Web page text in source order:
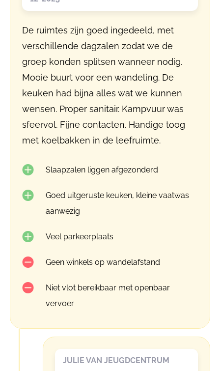
De ruimtes zijn goed ingedeeld, met
verschillende dagzalen zodat we de
groep konden splitsen wanneer nodig.
Mooie buurt voor een wandeling. De
keuken had bijna alles wat we kunnen
wensen. Proper sanitair. Kampvuur was
sfeervol. Fijne contacten. Handige toog
met koelbakken in de leefruimte.
Slaapzalen liggen afgezonderd
Goed uitgeruste keuken, kleine vaatwas
aanwezig
Veel parkeerplaats
Geen winkels op wandelafstand
Niet vlot bereikbaar met openbaar
vervoer
JULIE VAN JEUGDCENTRUM